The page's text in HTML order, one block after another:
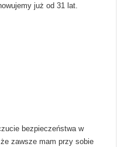
już od 31 lat.
bezpieczeństwa w
zawsze mam przy sobie